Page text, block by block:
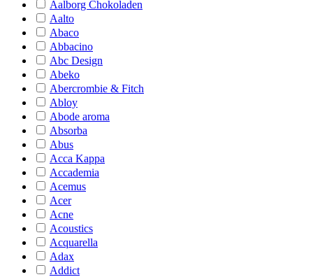
Aalborg Chokoladen
Aalto
Abaco
Abbacino
Abc Design
Abeko
Abercrombie & Fitch
Abloy
Abode aroma
Absorba
Abus
Acca Kappa
Accademia
Acemus
Acer
Acne
Acoustics
Acquarella
Adax
Addict